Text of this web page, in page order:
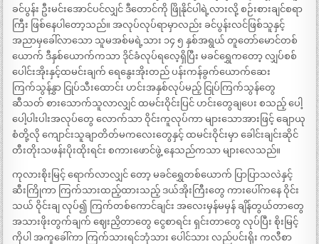
ခင်ပွန်း ဦးမင်းအောင်ပင်လျှင် ဒီတောင်ကို ဖြိုနိုင်ပါရဲ့လားလို့ စဉ်းစားချင်စရာ
ကြီး ဖြစ်နေပါတော့သည်။ အလုပ်လုပ်ရာမှာလည်း ခင်ပွန်းလင်ဖြစ်သူနှင့်
အညာမှခေါ်လာသော သူမအစ်မရဲ့သား ၁၄ ၅ နှစ်အရွယ် တူတော်မောင်တစ်
ယောက် ဒီနှစ်ယောက်ကသာ ဒိုင်ခံလုပ်ရလေ့ရှိပြီး မခင်ရွှေကတော့ လျှပ်စစ်
ပေါင်းအိုးနှင့်ထမင်းချက် ရေနွေးအိုးတည် ပန်းကန်ခွက်ယောက်ဆေး
ကြက်သွန်နွှာ ငြုပ်သီးထောင်း ဟင်းအနှစ်လုပ်မည့် ငြုပ်ကြက်သွန်တွေ
ဆီသတ် စားသောက်သူလာလျှင် ထမင်းဝိုင်းပြင် ဟင်းတွေချပေး စသည့် ပေါ့
ပေါ့ပါးပါးအလုပ်တွေ လောက်သာ ဝိုင်းကူလုပ်ကာ များသောအားဖြင့် ချောယု
စံတို့လို ကျောင်းသူချာတိတ်မကလေးတွေနှင့် ထမင်းဝိုင်းမှာ ခေါင်းချင်းဆိုင်
တီးတိုးသဖန်းပိုးထိုးရင်း စကားဖောင်ဖွဲ့ နေသည်ကသာ များလေသည်။
ကုလားစိုးမြင့် ရောက်လာလျှင် တော့ မခင်ရွှေတစ်ယောက် ပြာပြာသလဲနှင့်
ဆီးကြိုကာ ကြက်သားထည့်ထားသည့် ဒယ်အိုးကြီးတွေ ကားပေါ်ကနေ ဝိုင်း
သယ် ဝိုင်းချ လုပ်၍ ကြက်တစ်ကောင်ချင်း အလေးမှန်မမှန် ချိန်တွယ်တာတွေ
အသားဖိုးတွက်ချက် ဈေးညှိတာတွေ ငွေစာရင်း ရှင်းတာတွေ လုပ်ပြီး စိုးမြင့်
ကိုပါ အကူခေါ်ကာ ကြက်သားရင်ဘုံသား ပေါင်သား လည်ပင်းရိုး ကလီစာ